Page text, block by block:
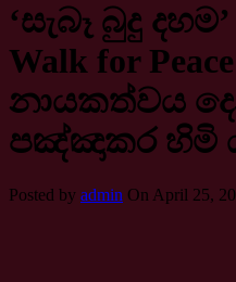
‘සැබෑ බුදු
Walk for
නායකත්වය
පඤ්ඤාකර හිමි
Posted by admin On April 25,